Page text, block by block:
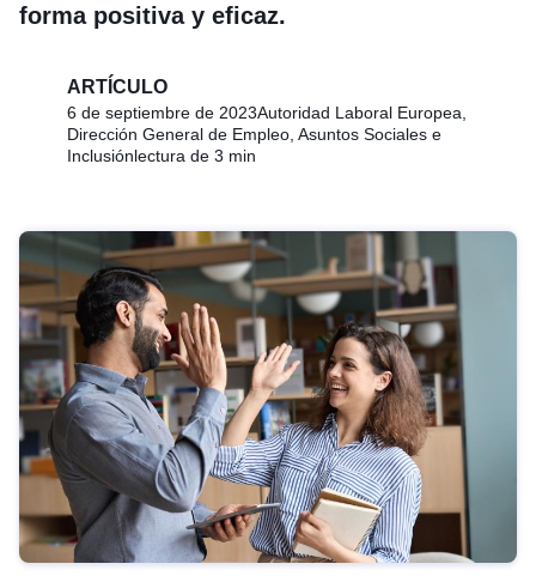
forma positiva y eficaz.
ARTÍCULO
6 de septiembre de 2023Autoridad Laboral Europea,
Dirección General de Empleo, Asuntos Sociales e
Inclusiónlectura de 3 min